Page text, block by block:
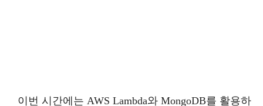
이번 시간에는 AWS Lambda와 MongoDB를 활용하